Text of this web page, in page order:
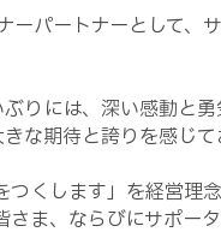
パートナーとして、
りには、深い感動と
な期待と誇りを感じて
くします」を経営理
ま、ならびにサポー